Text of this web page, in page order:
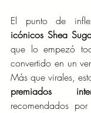
icónicos Shea
que lo empezó
convertido en un
premiados
recomendados